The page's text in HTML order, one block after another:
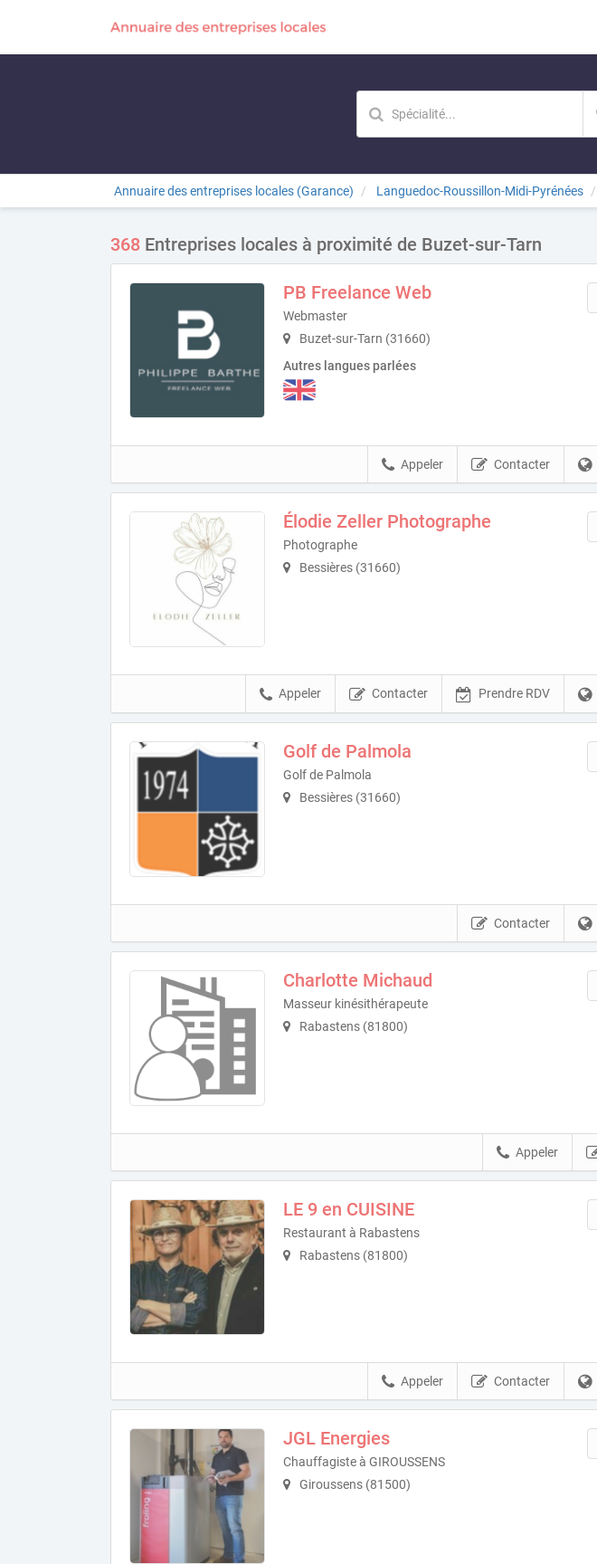
Annuaire des entreprises locales (Garance) Languedoc-Roussillon-Midi-Pyrénées
368 Entreprises locales à proximité de Buzet-sur-Tarn
PB Freelance Web
Webmaster
Buzet-sur-Tarn (31660)
Autres langues parlées
Contacter
Appeler
Élodie Zeller Photographe
Photographe
Bessières (31660)
Prendre RDV
Contacter
Appeler
Golf de Palmola
Golf de Palmola
Bessières (31660)
Contacter
Charlotte Michaud
Masseur kinésithérapeute
Rabastens (81800)
Appeler
LE 9 en CUISINE
Restaurant à Rabastens
Rabastens (81800)
Contacter
Appeler
JGL Energies
Chauffagiste à GIROUSSENS
Giroussens (81500)